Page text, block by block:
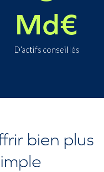
Md€
D’actifs conseillés
bien plus